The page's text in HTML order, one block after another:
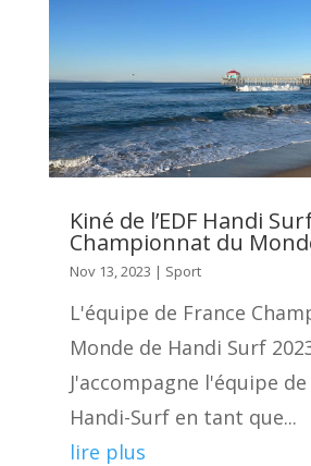
Kiné de l’EDF Handi
Championnat du
Nov 13, 2023 | Sport
L'équipe de France
Monde de Handi Surf
J'accompagne l'équipe
Handi-Surf en tant que...
lire plus